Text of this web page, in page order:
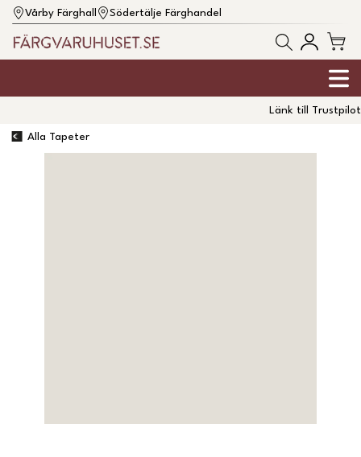
Vårby Färghall Södertälje Färghandel
Länk till Trustpilot
Alla Tapeter